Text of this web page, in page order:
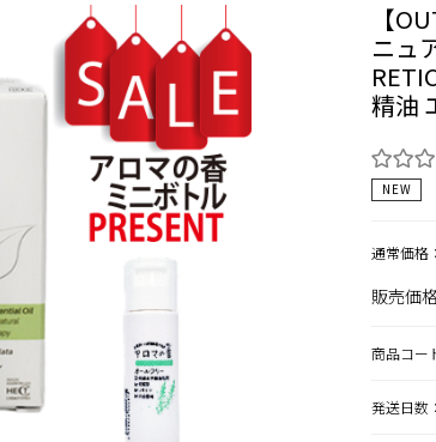
【
ニュ
精油
NEW
通常価格
販売価
商品コー
発送日数